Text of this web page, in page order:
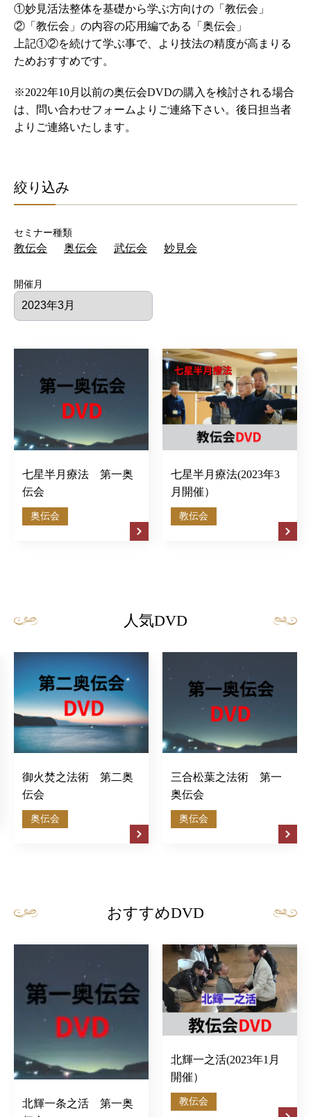
①妙見活法整体を基礎から学ぶ方向けの「教伝会」
②「教伝会」の内容の応用編である「奥伝会」
上記①②を続けて学ぶ事で、より技法の精度が高まりる
ためおすすめです。
※2022年10月以前の奥伝会DVDの購入を検討される場合
は、問い合わせフォームよりご連絡下さい。後日担当者
よりご連絡いたします。
絞り込み
セミナー種類
教伝会 奥伝会 武伝会 妙見会
開催月
七星半月療法 第一奥
伝会
奥伝会
七星半月療法(2023年3
月開催）
教伝会
人気DVD
御火焚之法術 第二奥
伝会
奥伝会
三合松葉之法術 第一
奥伝会
奥伝会
おすすめDVD
北輝一条之活 第一奥
北輝一之活(2023年1月
開催）
教伝会